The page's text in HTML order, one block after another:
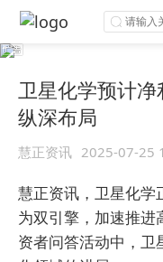
卫星化学预计
纵深布局
慧正资讯 2025-07-25
慧正资讯，卫星化学
为双引擎，加速推
资者问答活动中，卫